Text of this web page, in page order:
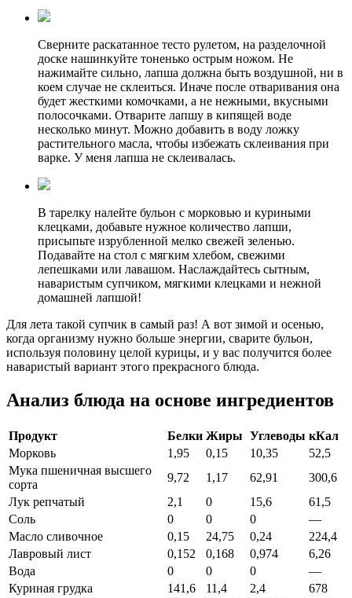
Сверните раскатанное тесто рулетом, на разделочной
доске нашинкуйте тоненько острым ножом. Не
нажимайте сильно, лапша должна быть воздушной, ни в
коем случае не склеиться. Иначе после отваривания она
будет жесткими комочками, а не нежными, вкусными
полосочками. Отварите лапшу в кипящей воде
несколько минут. Можно добавить в воду ложку
растительного масла, чтобы избежать склеивания при
варке. У меня лапша не склеивалась.
В тарелку налейте бульон с морковью и куриными
клецками, добавьте нужное количество лапши,
присыпьте изрубленной мелко свежей зеленью.
Подавайте на стол с мягким хлебом, свежими
лепешками или лавашом. Наслаждайтесь сытным,
наваристым супчиком, мягкими клецками и нежной
домашней лапшой!
Для лета такой супчик в самый раз! А вот зимой и осенью,
когда организму нужно больше энергии, сварите бульон,
используя половину целой курицы, и у вас получится более
наваристый вариант этого прекрасного блюда.
Анализ блюда на основе ингредиентов
Продукт Белки Жиры Углеводы кКал
Морковь
1,95 0,15 10,35
52,5
Мука пшеничная высшего
сорта
9,72 1,17 62,91
300,6
Лук репчатый
2,1 0 15,6
61,5
Соль
0 0 0
—
Масло сливочное
0,15 24,75 0,24
224,4
Лавровый лист
0,152 0,168 0,974
6,26
Вода
0 0 0
—
Куриная грудка
141,6 11,4 2,4
678